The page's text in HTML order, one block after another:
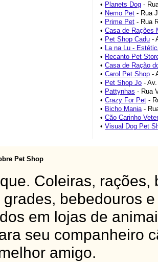
• Planets Dog -
• Nemo Pet - Rua
• Prime Pet - Rua
• Casa de Rações
• Pet Shop Cadu -
• La na Lu -
• Recanto Pet
• Casa de Ração
• Carol Pet Shop -
• Pet Shop Jo -
• Pattynhas - Rua
• Crazy For Pet -
• Bicho Mania-
• Cão Carinho
• Visual Dog Pet
Pet Shop
Coleiras,
grades, bebedouros
em lojas de
seu companheiro
amigo.